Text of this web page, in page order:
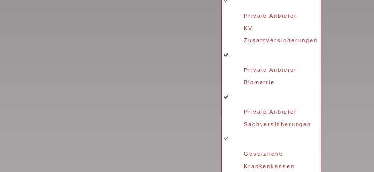
Private Anbieter
KV
Zusatzversicherungen
Private Anbieter
Biometrie
Private Anbieter
Sachversicherungen
Gesetzliche
Krankenkassen